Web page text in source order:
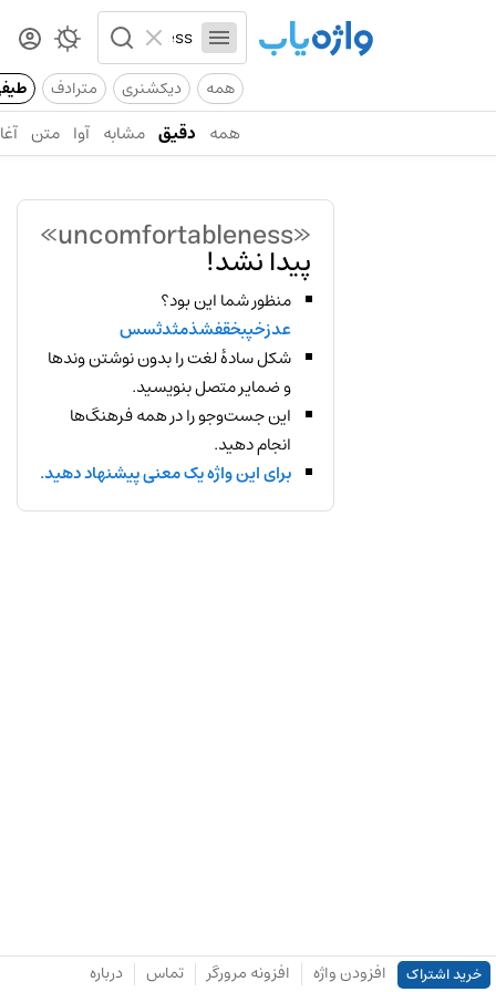
همه دیکشنری مترادف
همه دقیق مشابه آوا متن
«uncomfortableness»
پیدا نشد!
منظور شما این بود؟
عدزخپبخقفشذمثدثسس
شکل سادهٔ لغت را بدون نوشتن وندها
و ضمایر متصل بنویسید.
این جست‌وجو را در همه فرهنگ‌ها
انجام دهید.
برای این واژه یک معنی پیشنهاد دهید.
خرید اشتراک افزودن واژه افزونه مرورگر تماس درباره